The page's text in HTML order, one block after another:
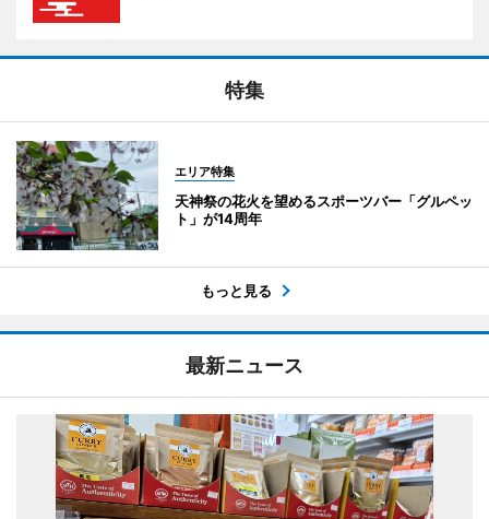
特集
エリア特集
天神祭の花火を望めるスポーツバー「グルペッ
ト」が14周年
もっと見る
最新ニュース